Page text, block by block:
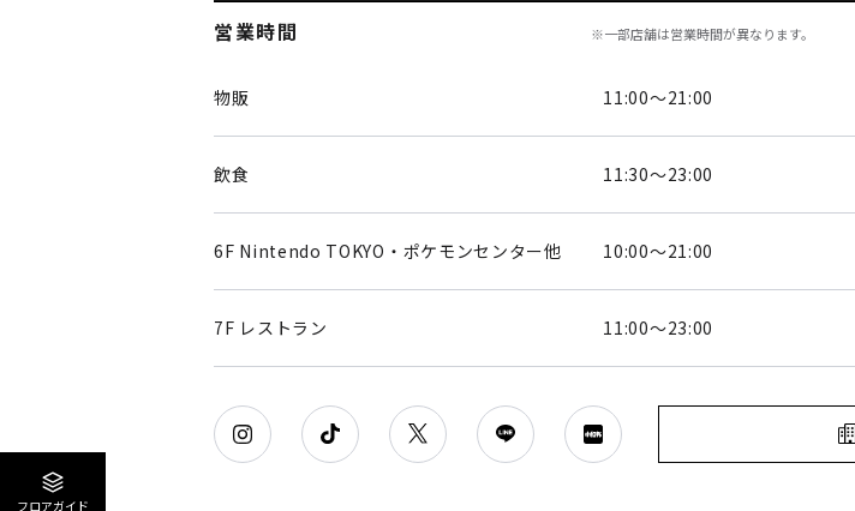
フロアガイド
営業時間 ※一部店舗は営業時間が異なります。
物販 11:00～21:00
飲食 11:30～23:00
6F Nintendo TOKYO・ポケモンセンター他 10:00～21:00
7F レストラン 11:00～23:00